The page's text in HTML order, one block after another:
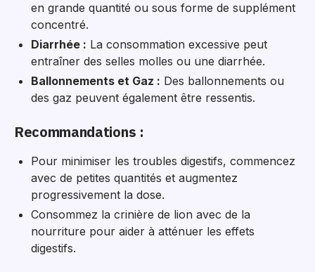
en grande quantité ou sous forme de supplément
concentré.
Diarrhée : La consommation excessive peut
entraîner des selles molles ou une diarrhée.
Ballonnements et Gaz : Des ballonnements ou
des gaz peuvent également être ressentis.
Recommandations :
Pour minimiser les troubles digestifs, commencez
avec de petites quantités et augmentez
progressivement la dose.
Consommez la crinière de lion avec de la
nourriture pour aider à atténuer les effets
digestifs.